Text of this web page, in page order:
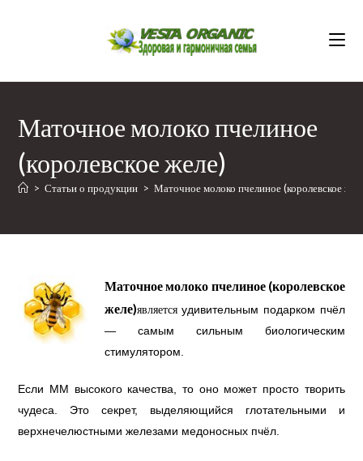
Маточное молоко пчелиное
(королевское желе)
> Статьи о продукции > Маточное молоко пчелиное (королевское
Маточное молоко пчелиное (королевское
желе)являетсяудивительным подарком пчёл
— самым сильным биологическим
стимулятором.
Если ММ высокого качества, то оно может просто творить
чудеса.
Это секрет, выделяющийся глотательными и
верхнечелюстными железами медоносных пчёл.